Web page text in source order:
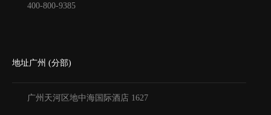
400-800-9385
地址广州 (分部)
广州天河区地中海国际酒店 1627